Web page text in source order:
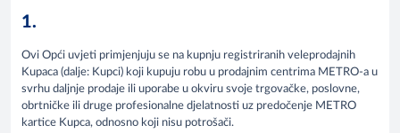
1.
Ovi Opći uvjeti primjenjuju se na kupnju registriranih veleprodajnih
Kupaca (dalje: Kupci) koji kupuju robu u prodajnim centrima METRO-a u
svrhu daljnje prodaje ili uporabe u okviru svoje trgovačke, poslovne,
obrtničke ili druge profesionalne djelatnosti uz predočenje METRO
kartice Kupca, odnosno koji nisu potrošači.